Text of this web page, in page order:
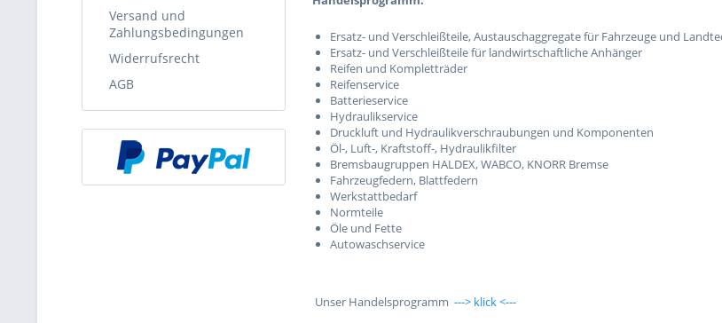
Versand und
Zahlungsbedingungen
Widerrufsrecht
AGB
Ersatz- und Verschleißteile, Austauschaggregate für Fahrzeuge und
Ersatz- und Verschleißteile für landwirtschaftliche Anhänger
Reifen und Kompletträder
Reifenservice
Batterieservice
Hydraulikservice
Druckluft und Hydraulikverschraubungen und Komponenten
Öl-, Luft-, Kraftstoff-, Hydraulikfilter
Bremsbaugruppen HALDEX, WABCO, KNORR Bremse
Fahrzeugfedern, Blattfedern
Werkstattbedarf
Normteile
Öle und Fette
Autowaschservice
Unser Handelsprogramm ---> klick <---